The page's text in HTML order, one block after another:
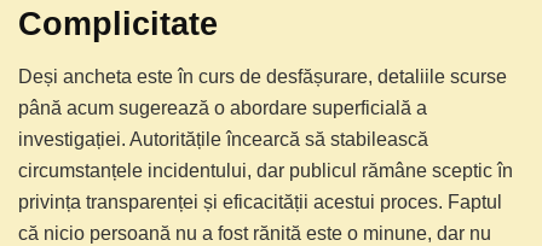
Complicitate
Deși ancheta este în curs de desfășurare, detaliile scurse
până acum sugerează o abordare superficială a
investigației. Autoritățile încearcă să stabilească
circumstanțele incidentului, dar publicul rămâne sceptic în
privința transparenței și eficacității acestui proces. Faptul
că nicio persoană nu a fost rănită este o minune, dar nu